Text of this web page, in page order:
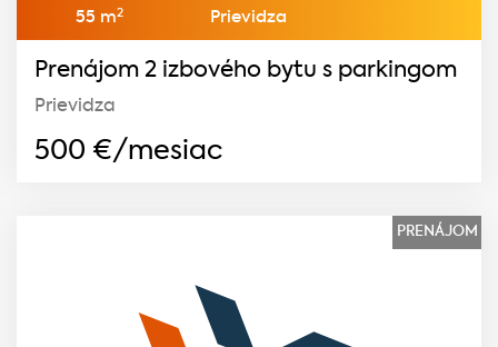
55 m2 Prievidza
Prenájom 2 izbového bytu s parkingom
Prievidza
500 €/mesiac
PRENÁJOM